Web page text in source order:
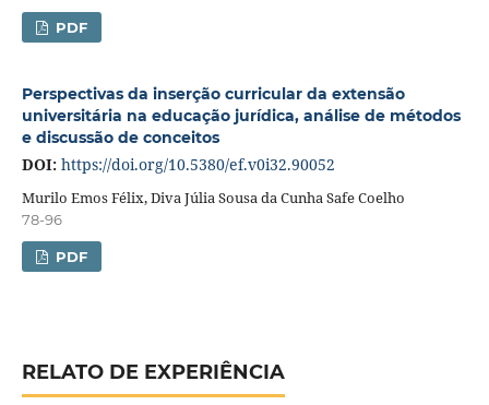
PDF
Perspectivas da inserção curricular da extensão
universitária na educação jurídica, análise de métodos
e discussão de conceitos
DOI: https://doi.org/10.5380/ef.v0i32.90052
Murilo Emos Félix, Diva Júlia Sousa da Cunha Safe Coelho
78-96
PDF
RELATO DE EXPERIÊNCIA